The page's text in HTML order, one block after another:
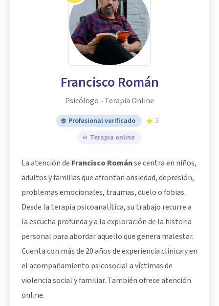
Francisco Román
Psicólogo - Terapia Online
Profesional verificado
5
Terapia online
La atención de Francisco Románse centra en niños,
adultos y familias que afrontan ansiedad, depresión,
problemas emocionales, traumas, duelo o fobias.
Desde la terapia psicoanalítica, su trabajo recurre a
la escucha profunda y a la exploración de la historia
personal para abordar aquello que genera malestar.
Cuenta con más de 20 años de experiencia clínica y en
el acompañamiento psicosocial a víctimas de
violencia social y familiar. También ofrece atención
online.